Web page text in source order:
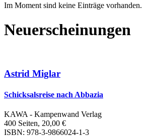
Im Moment sind keine Einträge vorhanden.
Neuerscheinungen
Astrid Miglar
Schicksalsreise nach Abbazia
KAWA - Kampenwand Verlag
400 Seiten, 20,00 €
ISBN: 978-3-9866024-1-3